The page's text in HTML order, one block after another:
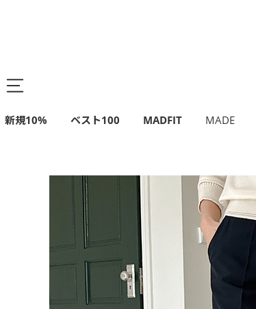
新規10% ベスト100 MADFIT MADE